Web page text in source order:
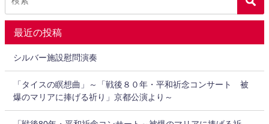
最近の投稿
シルバー施設慰問演奏
「タイスの瞑想曲」～「戦後８０年・平和祈念コンサート 被
爆のマリアに捧げる祈り」京都公演より～